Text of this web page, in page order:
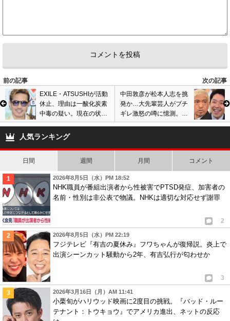
前の記事
次の記事
EXILE・ATSUSHIが活動
休止、理由は一酸化炭素
中毒の疑い。現在の状態
と復帰時期は…本人もコ
メント発表
中田敦彦が松本人志を挑
発か…大先輩芸人がブチ
ギレ激怒の噂に憶測。ブ
ログで批判、吉本興業が
人気ランキング
日間 週間 月間 コメント
2026年8月5日（水）PM 18:52
NHK職員が番組出演者から性被害でPTSD発症、加害者の
名前・性別は非公表で物議。NHKは適切な対応せず謝罪
2
2026年8月5日（水）PM 22:19
フジテレビ『有吉の夏休み』フワちゃんが復帰説。炎上で
出演シーンカット騒動から2年、有吉弘行が匂わせか
3
2026年3月16日（月）AM 11:41
小栗旬がハリウッド映画に2度目の挑戦。『バッド・ルー
テナント：トウキョウ』でアメリカ進出、ネットの反応